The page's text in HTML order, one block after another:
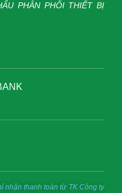
PHÂN PHỐI THIẾT BỊ
nhận thanh toán từ TK Công ty